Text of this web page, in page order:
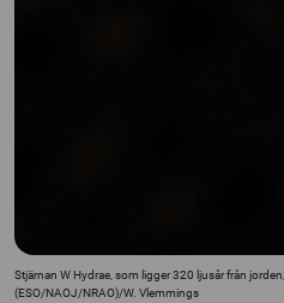
Stjärnan W Hydrae, som ligger 320 ljusår från
(ESO/NAOJ/NRAO)/W. Vlemmings